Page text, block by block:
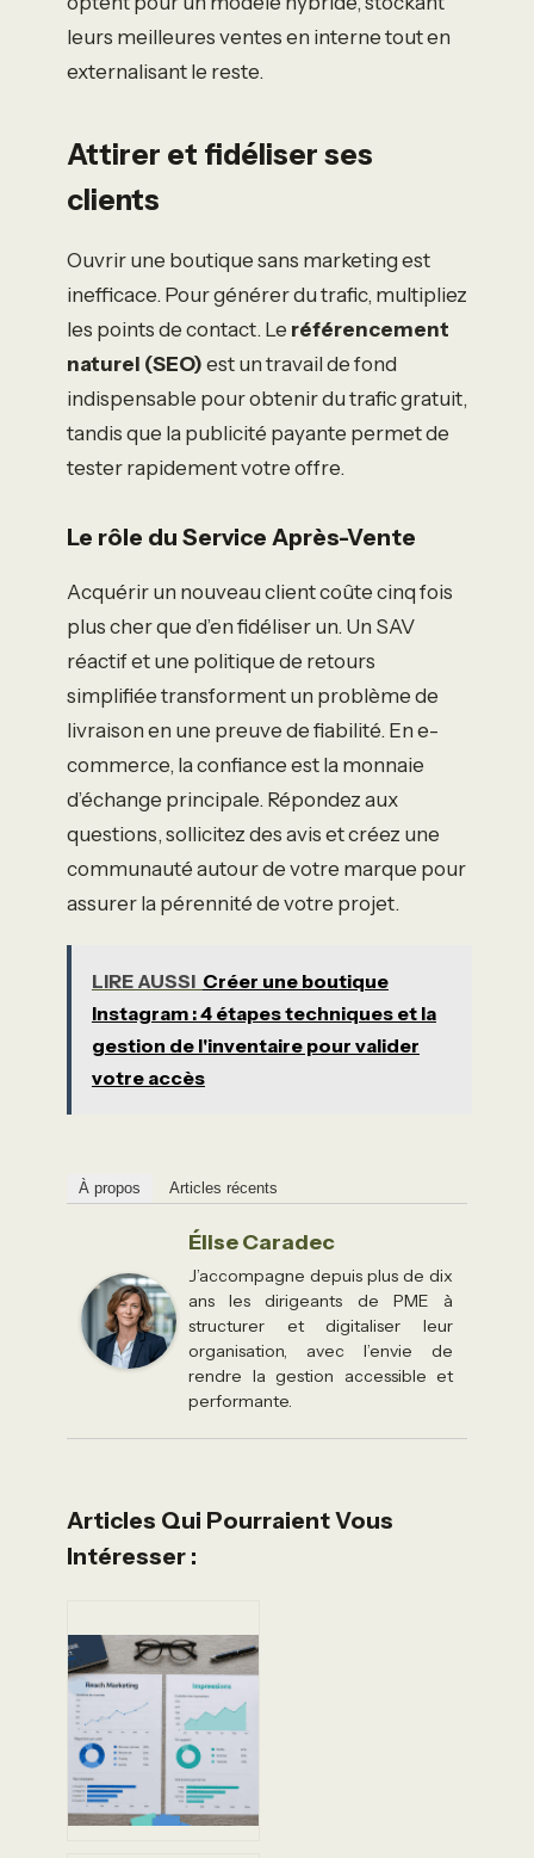
leurs meilleures ventes en interne tout en
externalisant le reste.
Attirer et fidéliser ses
clients
Ouvrir une boutique sans marketing est
inefficace. Pour générer du trafic, multipliez
les points de contact. Le référencement
naturel (SEO) est un travail de fond
indispensable pour obtenir du trafic gratuit,
tandis que la publicité payante permet de
tester rapidement votre offre.
Le rôle du Service Après-Vente
Acquérir un nouveau client coûte cinq fois
plus cher que d’en fidéliser un. Un SAV
réactif et une politique de retours
simplifiée transforment un problème de
livraison en une preuve de fiabilité. En e-
commerce, la confiance est la monnaie
d’échange principale. Répondez aux
questions, sollicitez des avis et créez une
communauté autour de votre marque pour
assurer la pérennité de votre projet.
LIRE AUSSI Créer une boutique
Instagram : 4 étapes techniques et la
gestion de l'inventaire pour valider
votre accès
À propos Articles récents
Élise Caradec
J’accompagne depuis plus de dix
ans les dirigeants de PME à
structurer et digitaliser leur
organisation, avec l’envie de
rendre la gestion accessible et
performante.
Articles Qui Pourraient Vous
Intéresser :